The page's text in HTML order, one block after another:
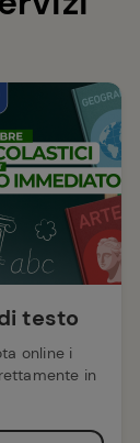
testo
online i
in